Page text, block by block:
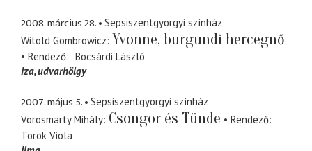
2008. március 28.
Sepsiszentgyörgyi színház
Witold Gombrowicz Yvonne, burgundi hercegnő
Rendező
Bocsárdi László
Iza udvarhölgy
2007. május 5.
Sepsiszentgyörgyi színház
Vörösmarty Mihály Csongor és Tünde
Rendező
Török Viola